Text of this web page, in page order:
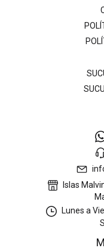
Islas
Lunes a